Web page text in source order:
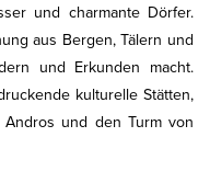
und charmante Dörfer.
aus Bergen, Tälern und
und Erkunden macht.
kulturelle Stätten,
und den Turm von